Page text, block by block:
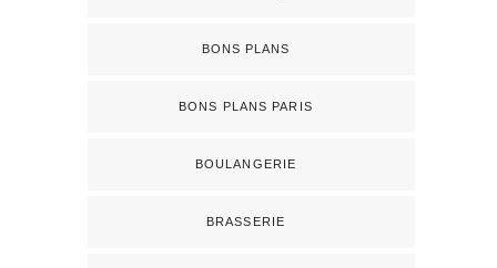
BONS PLANS
BONS PLANS PARIS
BOULANGERIE
BRASSERIE